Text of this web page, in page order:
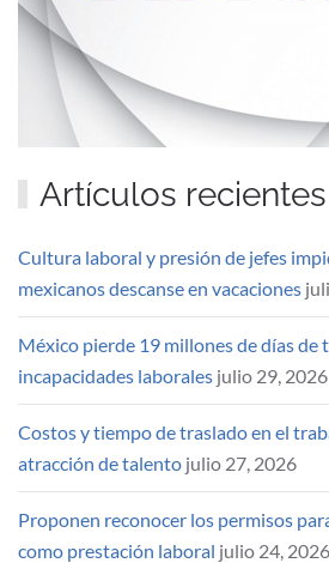
Artículos recientes
Cultura laboral y presión de jefes
mexicanos descanse en vacaciones
México pierde 19 millones de días de
incapacidades laborales julio 29, 2026
Costos y tiempo de traslado en el
atracción de talento julio 27, 2026
Proponen reconocer los permisos
como prestación laboral julio 24, 2026